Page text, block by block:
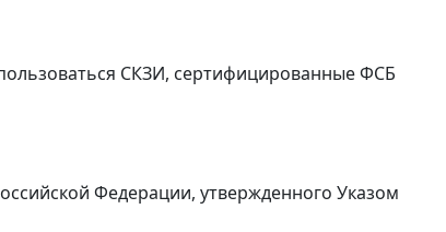
СКЗИ, сертифицированные ФСБ
Федерации, утвержденного Указом